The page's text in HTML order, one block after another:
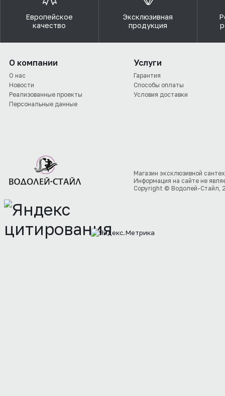
Европейское
качество
Эксклюзивная
продукция
О компании
О нас
Новости
Реализованные проекты
Персональные данные
Услуги
Гарантия
Способы оплаты
Условия доставки
Магазин эксклюзивной
Информация на сайте не
Copyright © Водолей-Стайл,